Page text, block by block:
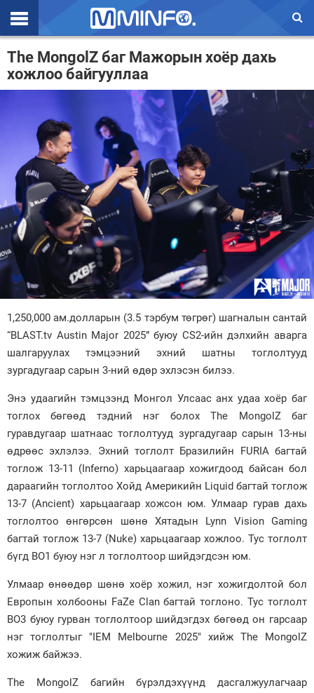
Эхлэл
Цаг агаар
Улс төр
Эдийн засаг
Үзэл бодол
Спорт
Нийгэм
Дэлхий
Зурхай
The MongolZ баг Мажорын хоёр дахь
хожлоо байгууллаа
1,250,000 ам.долларын (3.5 тэрбум төгрөг) шагналын сантай
“BLAST.tv Austin Major 2025” буюу CS2-ийн дэлхийн аварга
шалгаруулах тэмцээний эхний шатны тоглолтууд
зургадугаар сарын 3-ний өдөр эхлэсэн билээ.
Энэ удаагийн тэмцээнд Монгол Улсаас анх удаа хоёр баг
тоглох бөгөөд тэдний нэг болох The MongolZ баг
гуравдугаар шатнаас тоглолтууд зургадугаар сарын 13-ны
өдрөөс эхлэлээ. Эхний тоглолт Бразилийн FURIA багтай
тоглож 13-11 (Inferno) харьцаагаар хожигдоод байсан бол
дараагийн тоглолтоо Хойд Америкийн Liquid багтай тоглож
13-7 (Ancient) харьцаагаар хожсон юм. Улмаар гурав дахь
тоглолтоо өнгөрсөн шөнө Хятадын Lynn Vision Gaming
багтай тоглож 13-7 (Nuke) харьцаагаар хожлоо. Тус тоглолт
бүгд BO1 буюу нэг л тоглолтоор шийдэгдсэн юм.
Улмаар өнөөдөр шөнө хоёр хожил, нэг хожигдолтой бол
Европын холбооны FaZe Clan багтай тоглоно. Тус тоглолт
BO3 буюу гурван тоглолтоор шийдэгдэх бөгөөд он гарсаар
нэг тоглолтыг "IEM Melbourne 2025" хийж The MongolZ
хожиж байжээ.
The MongolZ багийн бүрэлдэхүүнд дасгалжуулагчаар